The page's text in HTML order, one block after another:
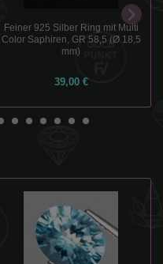
Feiner 925 Silber Ring mit Multi
Color Saphiren, GR 58,5 (Ø 18,5
mm)
39,00 €